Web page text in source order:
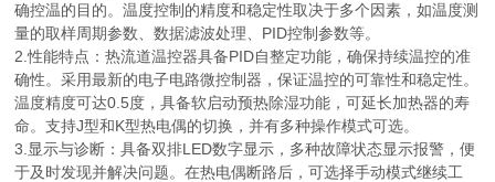
确控温的目的。温度控制的精度和稳定性取决于多个因素，如温度测
量的取样周期参数、数据滤波处理、PID控制参数等。
2.性能特点：热流道温控器具备PID自整定功能，确保持续温控的准
确性。采用最新的电子电路微控制器，保证温控的可靠性和稳定性。
温度精度可达0.5度，具备软启动预热除湿功能，可延长加热器的寿
命。支持J型和K型热电偶的切换，并有多种操作模式可选。
3.显示与诊断：具备双排LED数字显示，多种故障状态显示报警，便
于及时发现并解决问题。在热电偶断路后，可选择手动模式继续工